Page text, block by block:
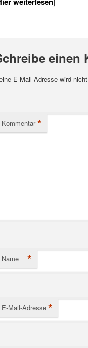
einen
E-Mail-Adresse wird
Kommentar *
Name *
E-Mail-Adresse *